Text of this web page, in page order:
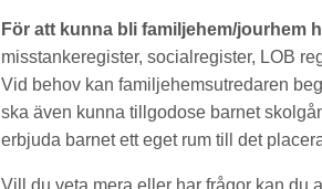
För att kunna bli familjehem/jourhem
misstankeregister, socialregister, LOB
Vid behov kan familjehemsutredaren
ska även kunna tillgodose barnet
erbjuda barnet ett eget rum till det
Vill du veta mera eller har frågor kan du